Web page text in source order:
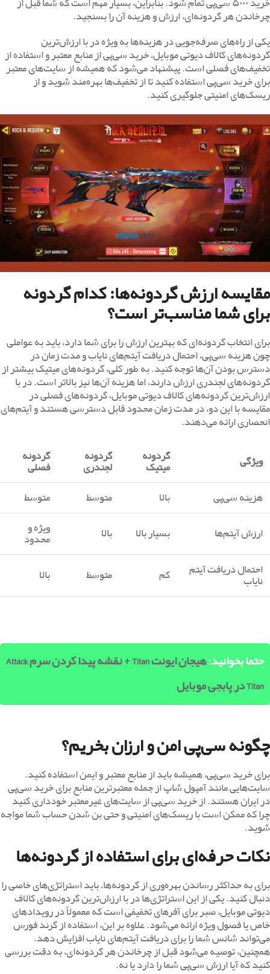
چرخاندن هر گردونه‌ای، ارزش و هزینه آن را بسنجید.
یکی از راه‌های صرفه‌جویی در هزینه‌ها به ویژه در با ارزش‌ترین
گردونه‌های کالاف دیوتی موبایل، خرید سی‌پی از منابع معتبر و استفاده از
تخفیف‌های فصلی است. پیشنهاد می‌شود که همیشه از سایت‌های معتبر
برای خرید سی‌پی استفاده کنید تا از تخفیف‌ها بهره‌مند شوید و از
ریسک‌های امنیتی جلوگیری کنید.
مقایسه ارزش گردونه‌ها: کدام گردونه
برای شما مناسب‌تر است؟
برای انتخاب گردونه‌ای که بهترین ارزش را برای شما دارد، باید به عواملی
چون هزینه سی‌پی، احتمال دریافت آیتم‌های نایاب و مدت زمان در
دسترس بودن آن‌ها توجه کنید. به طور کلی، گردونه‌های میتیک بیشتر از
گردونه‌های لجندری ارزش دارند، اما هزینه آن‌ها نیز بالاتر است. در با
ارزش‌ترین گردونه‌های کالاف دیوتی موبایل، گردونه‌های فصلی در
مقایسه با این دو، در مدت زمان محدود قابل دسترسی هستند و آیتم‌های
انحصاری ارائه می‌دهند.
ویژگی گردونه
میتیک
گردونه
لجندری
گردونه
فصلی
هزینه سی‌پی
بالا متوسط متوسط
ارزش آیتم‌ها بسیار بالا بالا ویژه و
محدود
احتمال دریافت آیتم
نایاب کم متوسط بالا
حتما بخوانید:
هیجان ایونت Titan + نقشه پیدا کردن سرم Attack
Titan در پابجی موبایل
چگونه سی‌پی امن و ارزان بخریم؟
برای خرید سی‌پی، همیشه باید از منابع معتبر و ایمن استفاده کنید.
سایت‌هایی مانند آمپول شاپ از جمله معتبرترین منابع برای خرید سی‌پی
در ایران هستند. از خرید سی‌پی از سایت‌های غیرمعتبر خودداری کنید
چرا که ممکن است با ریسک‌های امنیتی و حتی بن شدن حساب شما مواجه
شوید.
نکات حرفه‌ای برای استفاده از گردونه‌ها
برای به حداکثر رساندن بهره‌وری از گردونه‌ها، باید استراتژی‌های خاصی را
دنبال کنید. یکی از این استراتژی‌ها در با ارزش‌ترین گردونه‌های کالاف
دیوتی موبایل، صبر برای آفرهای تخفیفی است که معمولاً در رویدادهای
خاص یا فصول ویژه ارائه می‌شود. علاوه بر این، استفاده از گرند فورس
می‌تواند شانس شما را برای دریافت آیتم‌های نایاب افزایش دهد.
همچنین، توصیه می‌شود قبل از چرخاندن هر گردونه‌ای، به دقت بررسی
کنید که آیا ارزش سی‌پی شما را دارد یا نه.